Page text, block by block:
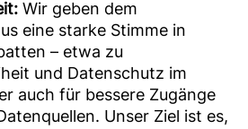
Wir geben dem
eine starke Stimme in
– etwa zu
und Datenschutz im
auch für bessere Zugänge
Unser Ziel ist es,